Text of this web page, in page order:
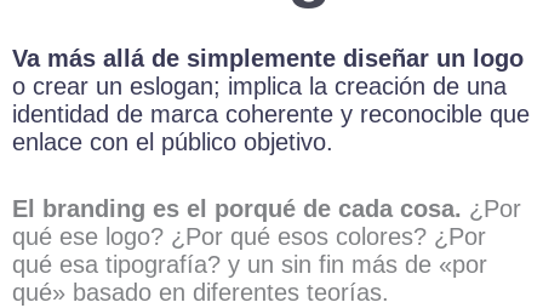
Va más allá de simplemente diseñar un logo
o crear un eslogan; implica la creación de una
identidad de marca coherente y reconocible que
enlace con el público objetivo.
El branding es el porqué de cada cosa. ¿Por
qué ese logo? ¿Por qué esos colores? ¿Por
qué esa tipografía? y un sin fin más de «por
qué» basado en diferentes teorías.